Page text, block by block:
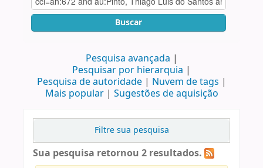
Buscar
Pesquisa avançada
Pesquisar por hierarquia
Pesquisa de autoridade
Nuvem de tags
Mais popular
Sugestões de aquisição
Filtre sua pesquisa
Sua pesquisa retornou 2 resultados.